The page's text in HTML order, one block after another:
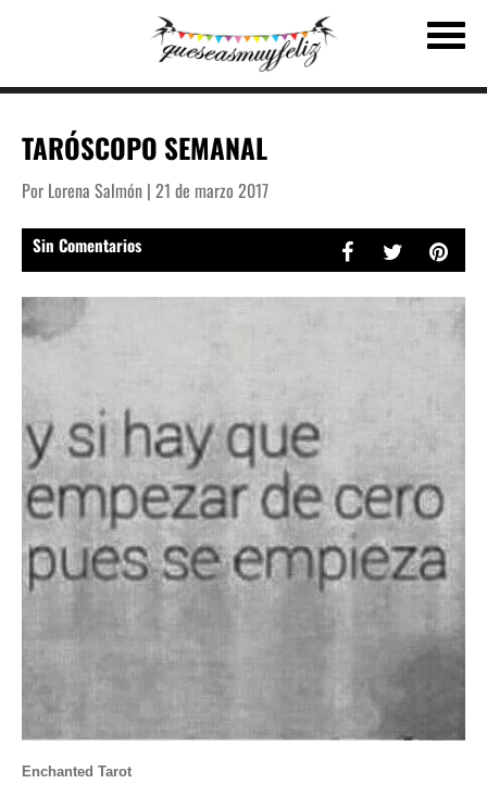
TARÓSCOPO SEMANAL
Por Lorena Salmón | 21 de marzo 2017
Sin Comentarios
Enchanted Tarot